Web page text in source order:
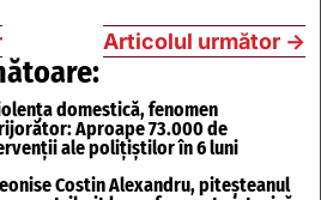
Articolul următor →
domestică, fenomen
Aproape 73.000 de
ale polițiștilor în 6 luni
Costin Alexandru, piteșteanul